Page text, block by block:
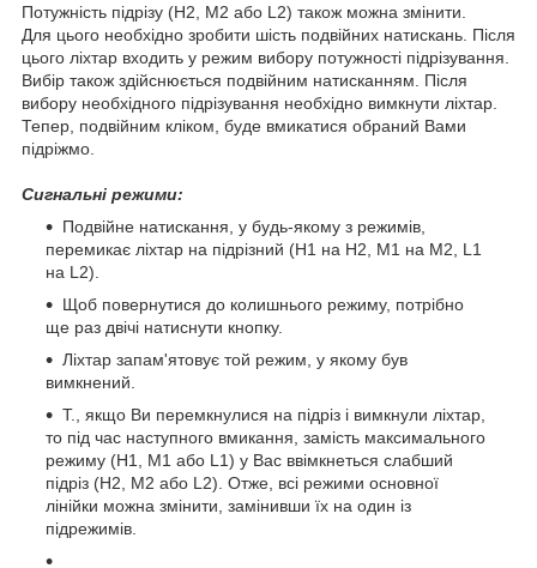
Потужність підрізу (H2, M2 або L2) також можна змінити.
Для цього необхідно зробити шість подвійних натискань. Після
цього ліхтар входить у режим вибору потужності підрізування.
Вибір також здійснюється подвійним натисканням. Після
вибору необхідного підрізування необхідно вимкнути ліхтар.
Тепер, подвійним кліком, буде вмикатися обраний Вами
підріжмо.
Сигнальні режими:
Подвійне натискання, у будь-якому з режимів,
перемикає ліхтар на підрізний (H1 на H2, M1 на M2, L1
на L2).
Щоб повернутися до колишнього режиму, потрібно
ще раз двічі натиснути кнопку.
Ліхтар запам'ятовує той режим, у якому був
вимкнений.
Т., якщо Ви перемкнулися на підріз і вимкнули ліхтар,
то під час наступного вмикання, замість максимального
режиму (H1, M1 або L1) у Вас ввімкнеться слабший
підріз (H2, M2 або L2). Отже, всі режими основної
лінійки можна змінити, замінивши їх на один із
підрежимів.